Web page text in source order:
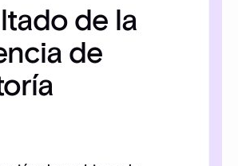
de la
de